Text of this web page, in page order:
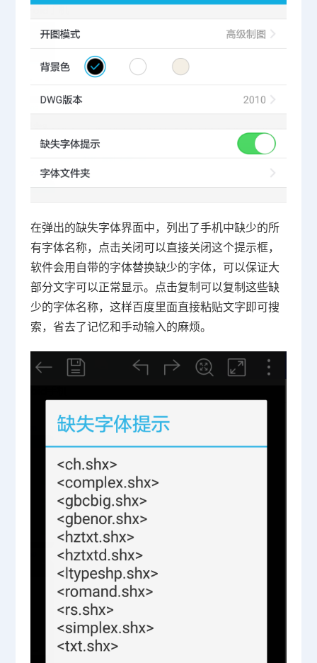
在弹出的缺失字体界面中，列出了手机中缺少的所
有字体名称，点击关闭可以直接关闭这个提示框，
软件会用自带的字体替换缺少的字体，可以保证大
部分文字可以正常显示。点击复制可以复制这些缺
少的字体名称，这样百度里面直接粘贴文字即可搜
索，省去了记忆和手动输入的麻烦。